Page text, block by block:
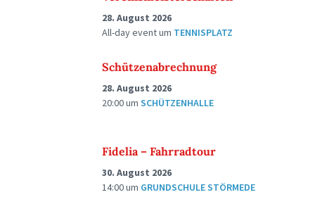
28. August 2026
All-day eventum TENNISPLATZ
Schützenabrechnung
28. August 2026
20:00um SCHÜTZENHALLE
Fidelia – Fahrradtour
30. August 2026
14:00um GRUNDSCHULE STÖRMEDE